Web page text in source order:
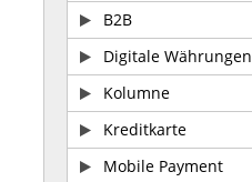
B2B
Digitale Währungen
Kolumne
Kreditkarte
Mobile Payment